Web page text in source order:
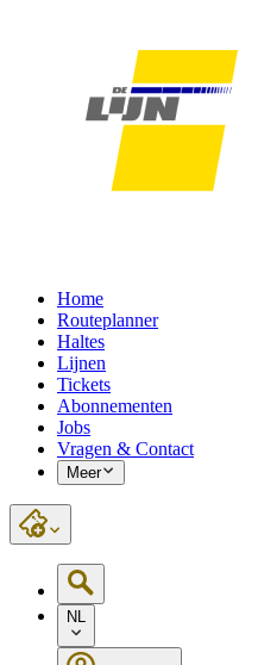
Home
Routeplanner
Haltes
Lijnen
Tickets
Abonnementen
Jobs
Vragen & Contact
Meer
NL